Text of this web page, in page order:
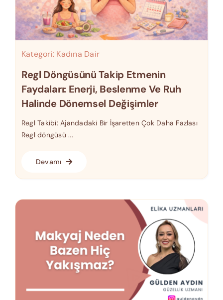
Kategori: Kadına Dair
Regl Döngüsünü Takip Etmenin
Faydaları: Enerji, Beslenme Ve Ruh
Halinde Dönemsel Değişimler
Regl Takibi: Ajandadaki Bir İşaretten Çok Daha Fazlası
Regl döngüsü ...
Devamı